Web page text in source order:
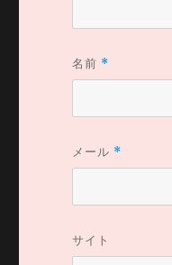
名前 *
メール *
サイト